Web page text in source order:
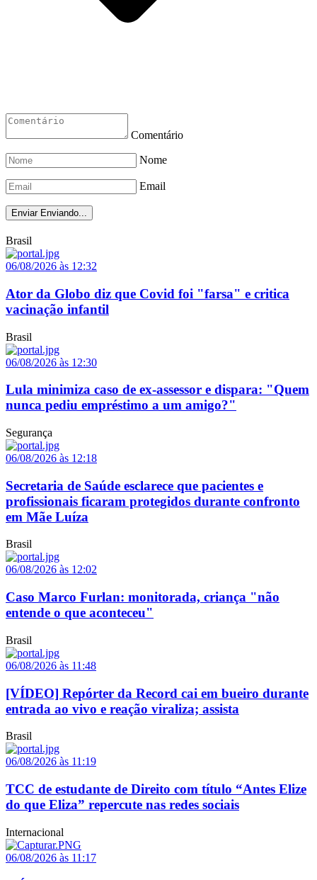
Comentário
Nome
Email
Enviar Enviando...
Brasil
06/08/2026 às 12:32
Ator da Globo diz que Covid foi "farsa" e critica
vacinação infantil
Brasil
06/08/2026 às 12:30
Lula minimiza caso de ex-assessor e dispara: "Quem
nunca pediu empréstimo a um amigo?"
Segurança
06/08/2026 às 12:18
Secretaria de Saúde esclarece que pacientes e
profissionais ficaram protegidos durante confronto
em Mãe Luíza
Brasil
06/08/2026 às 12:02
Caso Marco Furlan: monitorada, criança "não
entende o que aconteceu"
Brasil
06/08/2026 às 11:48
[VÍDEO] Repórter da Record cai em bueiro durante
entrada ao vivo e reação viraliza; assista
Brasil
06/08/2026 às 11:19
TCC de estudante de Direito com título “Antes Elize
do que Eliza” repercute nas redes sociais
Internacional
06/08/2026 às 11:17